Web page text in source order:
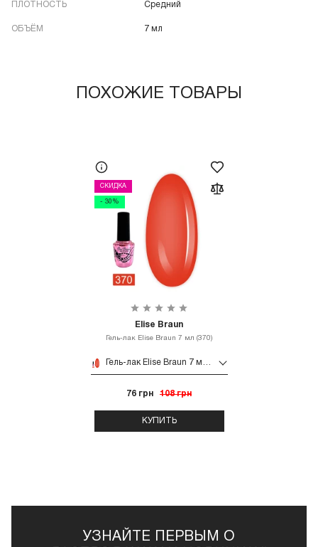
ПЛОТНОСТЬ Средний
ОБЪЁМ 7 мл
ПОХОЖИЕ ТОВАРЫ
СКИДКА
- 30%
Elise Braun
Гель-лак Elise Braun 7 мл (370)
Гель-лак Elise Braun 7 мл (370)
76 грн 108 грн
КУПИТЬ
УЗНАЙТЕ ПЕРВЫМ О